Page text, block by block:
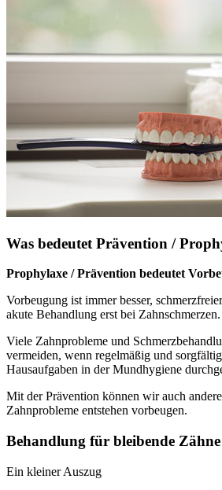
Was bedeutet Prävention /
Prophylaxe / Prävention bedeutet
Vorbeugung ist immer besser,
akute Behandlung erst bei Zahnschmerzen.
Viele Zahnprobleme und
vermeiden, wenn regelmäßig und
Hausaufgaben in der Mundhygiene
Mit der Prävention können wir auch
Zahnprobleme entstehen vorbeugen.
Behandlung für bleibende Zähne
Ein kleiner Auszug